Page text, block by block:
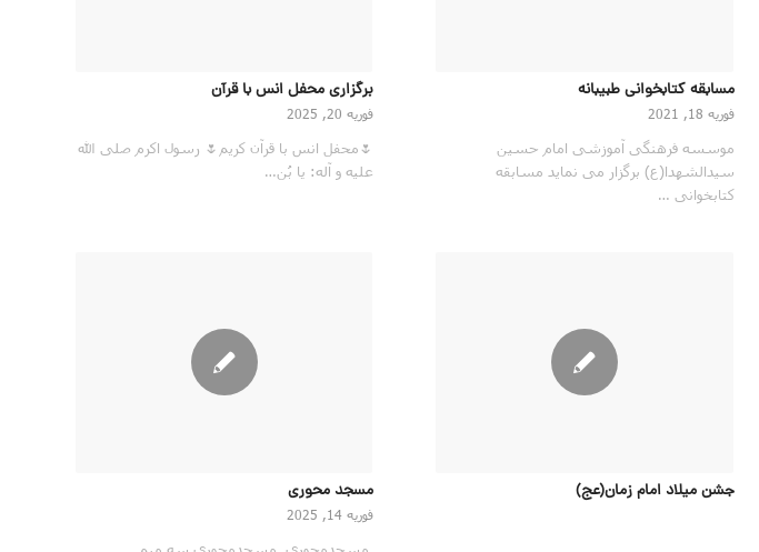
مسابقه کتابخوانی طبیبانه
فوریه 18, 2021
موسسه فرهنگی آموزشی امام حسین
سیدالشهدا(ع) برگزار می نماید مسابقه
کتابخوانی …
برگزاری محفل انس با قرآن
فوریه 20, 2025
🌷محفل انس با قرآن کریم🌷 رسول اكرم صلى الله
عليه و آله: يا بُن…
جشن میلاد امام زمان(عج) مسجد محوری
فوریه 14, 2025